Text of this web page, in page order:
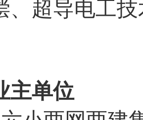
、超导电工
主单位